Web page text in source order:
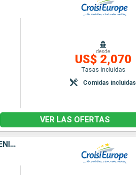
desde
US$ 2,070
Tasas incluidas
Comidas incluidas
VER LAS OFERTAS
LE RHIN EN HÉRITAGE : ART HISTOIRE ET PATRIMOINE. À LA DÉCOUVERTE DES GÉNIES ET DES CHEFS-D'½UVRE D'EUROPE